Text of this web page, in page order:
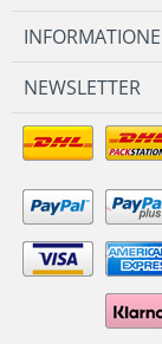
NEWSLETTER